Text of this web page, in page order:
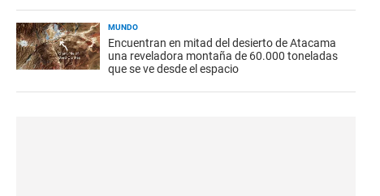
MUNDO
Encuentran en mitad del desierto de Atacama
una reveladora montaña de 60.000 toneladas
que se ve desde el espacio